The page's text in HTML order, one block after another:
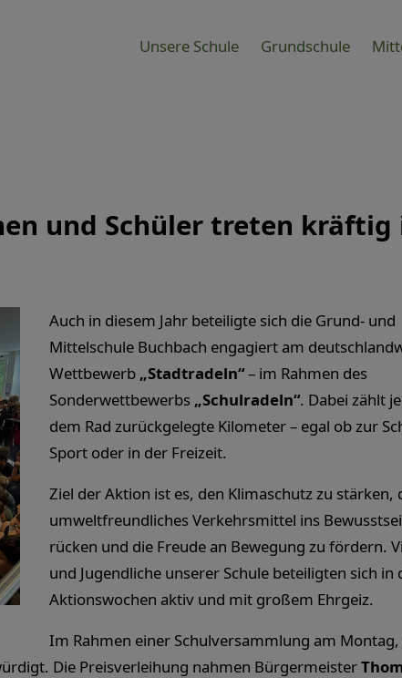
Unsere Schule Grundschule
und Schüler treten kräftig
Auch in diesem Jahr beteiligte sich die Grund- und
Mittelschule Buchbach engagiert am
Wettbewerb „Stadtradeln“– im Rahmen des
Sonderwettbewerbs „Schulradeln“. Dabei zählt
dem Rad zurückgelegte Kilometer – egal ob zur
Sport oder in der Freizeit.
Ziel der Aktion ist es, den Klimaschutz zu stärken,
umweltfreundliches Verkehrsmittel ins
rücken und die Freude an Bewegung zu fördern.
und Jugendliche unserer Schule beteiligten sich in
Aktionswochen aktiv und mit großem Ehrgeiz.
Im Rahmen einer Schulversammlung am
Die Preisverleihung nahmen Bürgermeister